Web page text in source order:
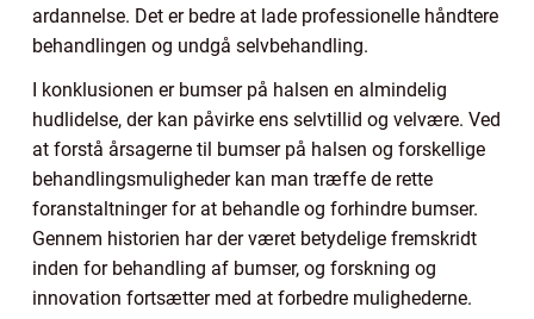
ardannelse. Det er bedre at lade professionelle håndtere
behandlingen og undgå selvbehandling.
I konklusionen er bumser på halsen en almindelig
hudlidelse, der kan påvirke ens selvtillid og velvære. Ved
at forstå årsagerne til bumser på halsen og forskellige
behandlingsmuligheder kan man træffe de rette
foranstaltninger for at behandle og forhindre bumser.
Gennem historien har der været betydelige fremskridt
inden for behandling af bumser, og forskning og
innovation fortsætter med at forbedre mulighederne.